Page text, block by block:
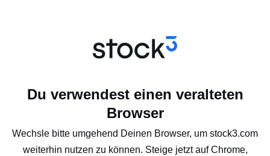
Du verwendest einen veralteten
Browser
Wechsle bitte umgehend Deinen Browser, um stock3.com
weiterhin nutzen zu können. Steige jetzt auf Chrome,